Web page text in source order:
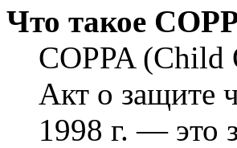
Что такое
COPPA (Child
Акт о защите
1998 г. — это